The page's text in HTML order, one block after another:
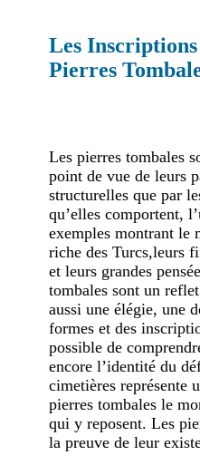
Les
Pierres
Les pierres tombales
point de vue de leurs
structurelles que par
qu’elles comportent,
exemples montrant le
riche des Turcs,leurs
et leurs grandes
tombales sont un
aussi une élégie, une
formes et des
possible de
encore l’identité du
cimetières représente
pierres tombales le
qui y reposent. Les
la preuve de leur